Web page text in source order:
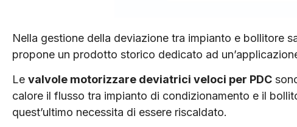
Nella gestione della deviazione tra impianto e bollitore
propone un prodotto storico dedicato ad
Le valvole motorizzare deviatrici veloci per PDC
calore il flusso tra impianto di condizionamento e il
quest’ultimo necessita di essere riscaldato.